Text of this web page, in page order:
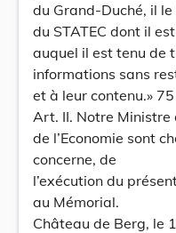
du Grand-Duché, il
du STATEC dont il
auquel il est tenu de
informations sans
et à leur contenu.» 75
Art. II. Notre Ministre
de l’Economie sont
concerne, de
l’exécution du
au Mémorial.
Château de Berg, le